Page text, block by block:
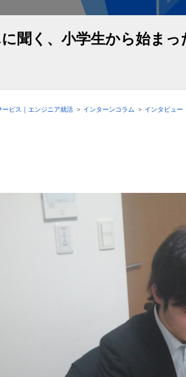
聞く、小学生から始ま
ービス｜エンジニア就活 > インターンコラム > インタビュー